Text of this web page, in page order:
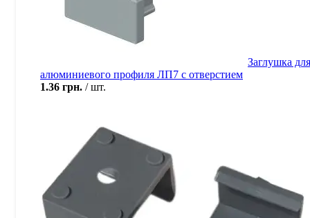
Заглушка для
алюминиевого профиля ЛП7 с отверстием
1.36 грн. шт.